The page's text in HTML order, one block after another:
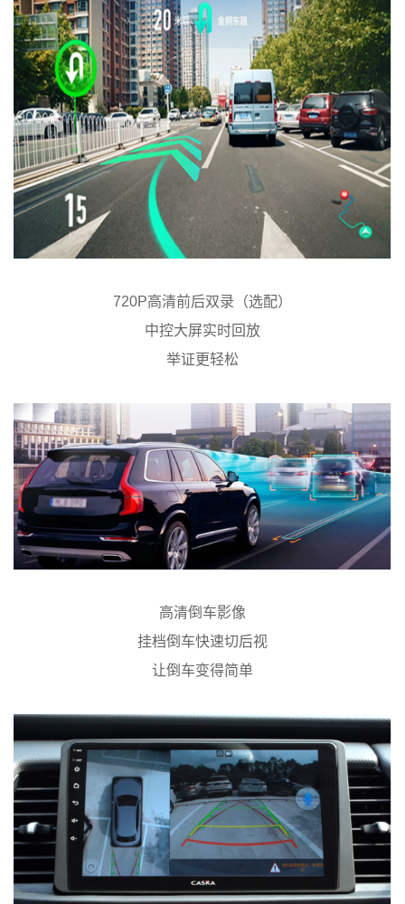
720P高清前后双录（选配）
中控大屏实时回放
举证更轻松
高清倒车影像
挂档倒车快速切后视
让倒车变得简单